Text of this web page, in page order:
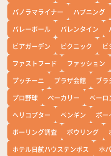
パノラマライナー
ハプニング
バレーボール
バレンタイン
ビアガーデン
ピクニック ビ
ファストフード
ファッション
プッチーニ
プラザ会館 ブラ
プロ野球
ベーカリー ペーロ
ヘリコプター
ペンギン ボー
ボーリング調査
ボウリング
ホテル日航ハウステンボス
ホ